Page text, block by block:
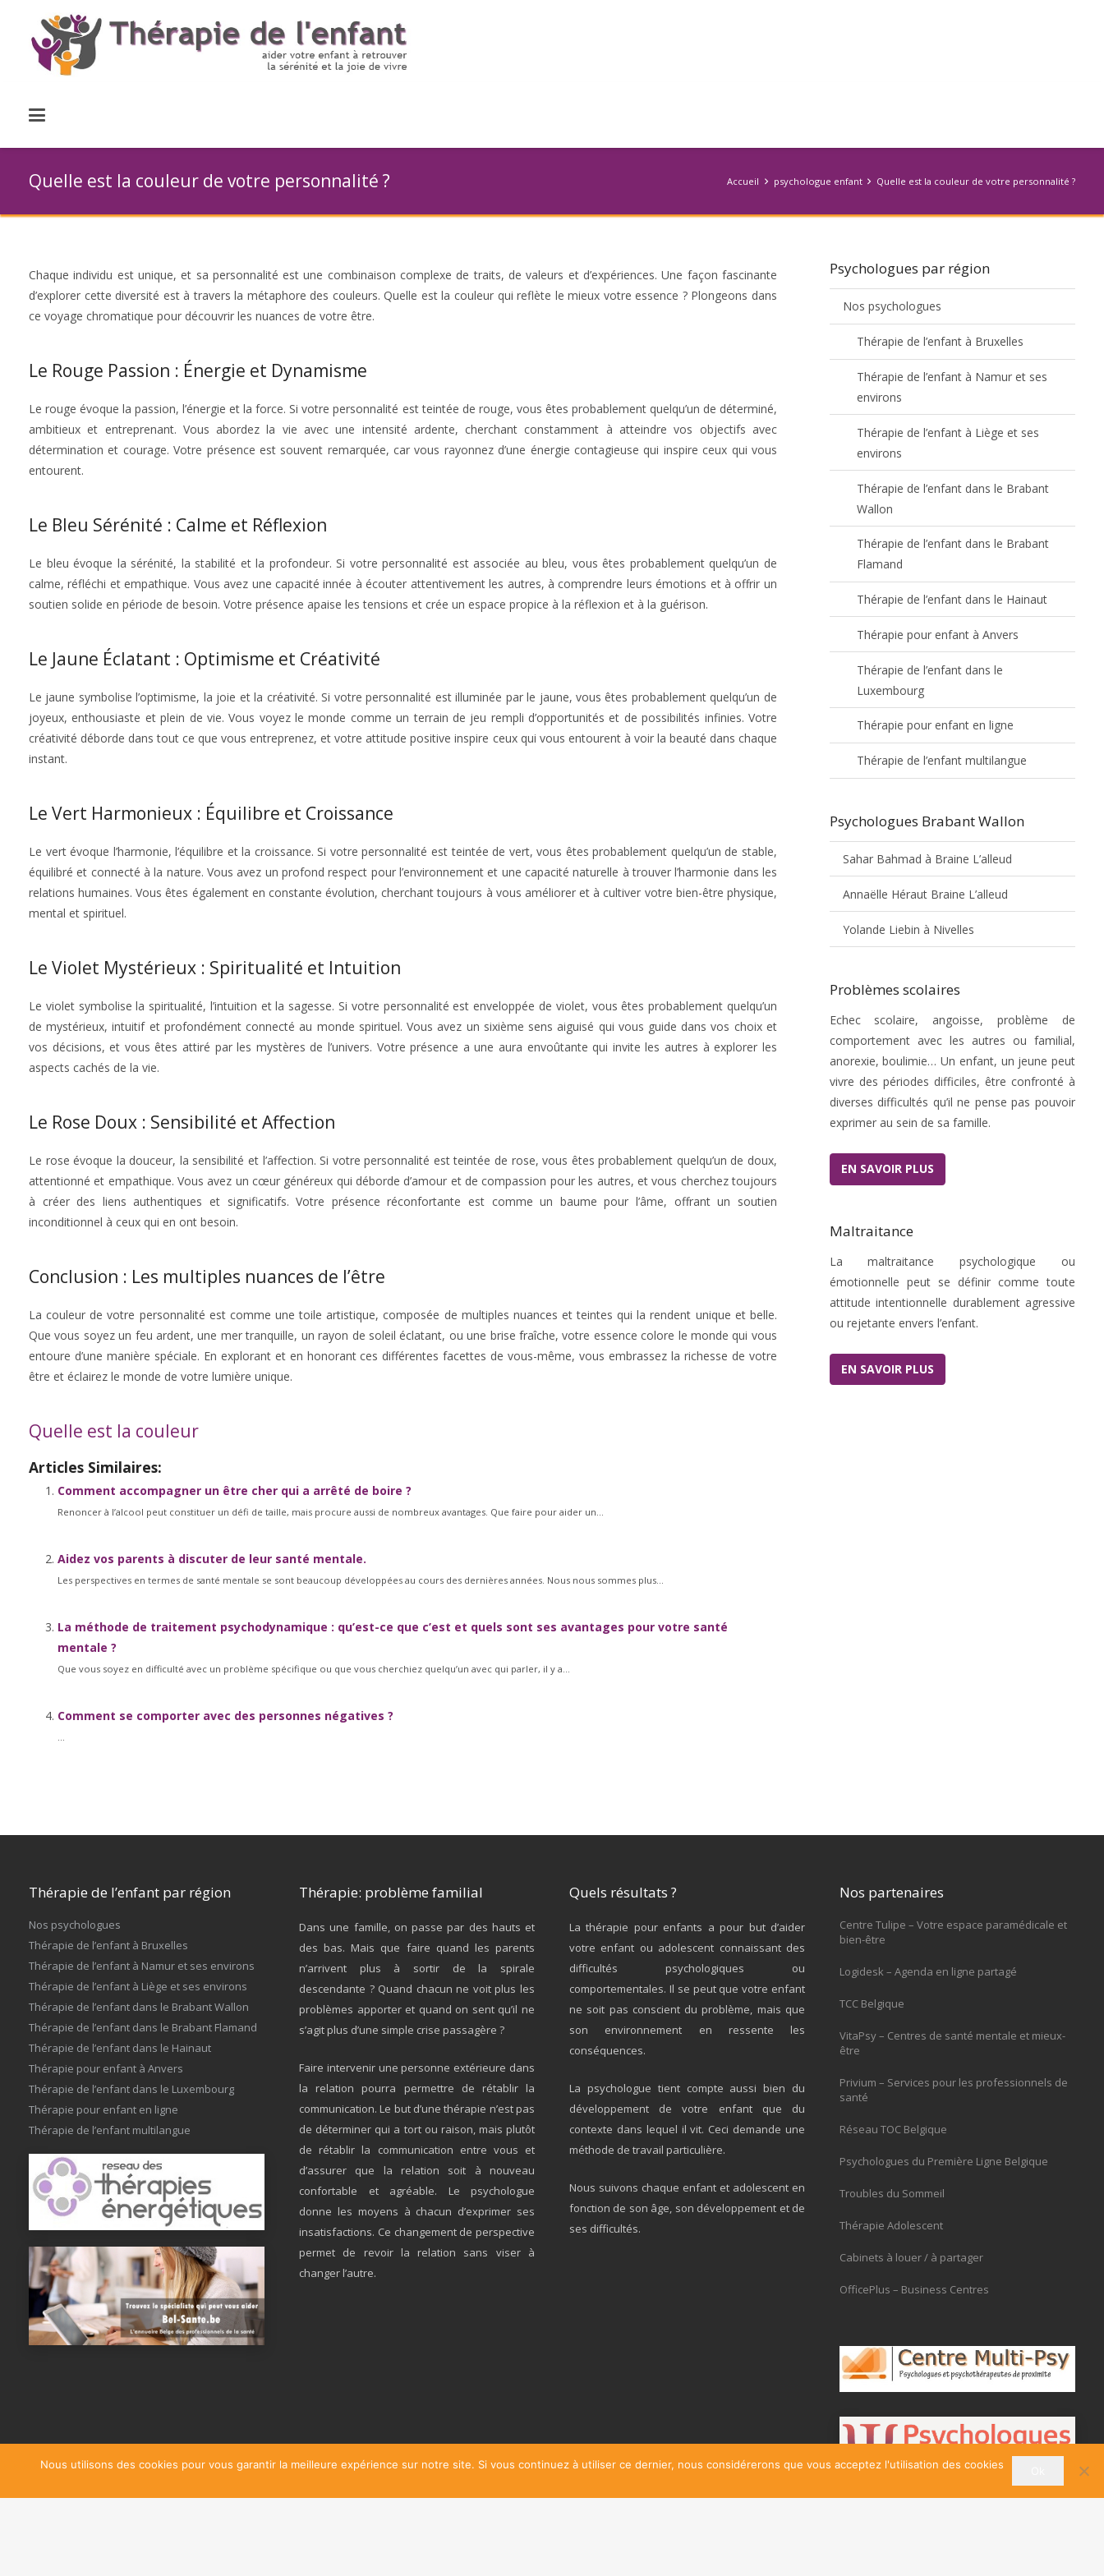
Quelle est la couleur de votre personnalité ? Accueil psychologue enfant Quelle est la couleur de votre personnalité ?
Chaque individu est unique, et sa personnalité est une combinaison complexe de traits, de valeurs et d’expériences. Une façon fascinante
d’explorer cette diversité est à travers la métaphore des couleurs. Quelle est la couleur qui reflète le mieux votre essence ? Plongeons dans
ce voyage chromatique pour découvrir les nuances de votre être.
Le Rouge Passion : Énergie et Dynamisme
Le rouge évoque la passion, l’énergie et la force. Si votre personnalité est teintée de rouge, vous êtes probablement quelqu’un de déterminé,
ambitieux et entreprenant. Vous abordez la vie avec une intensité ardente, cherchant constamment à atteindre vos objectifs avec
détermination et courage. Votre présence est souvent remarquée, car vous rayonnez d’une énergie contagieuse qui inspire ceux qui vous
entourent.
Le Bleu Sérénité : Calme et Réflexion
Le bleu évoque la sérénité, la stabilité et la profondeur. Si votre personnalité est associée au bleu, vous êtes probablement quelqu’un de
calme, réfléchi et empathique. Vous avez une capacité innée à écouter attentivement les autres, à comprendre leurs émotions et à offrir un
soutien solide en période de besoin. Votre présence apaise les tensions et crée un espace propice à la réflexion et à la guérison.
Le Jaune Éclatant : Optimisme et Créativité
Le jaune symbolise l’optimisme, la joie et la créativité. Si votre personnalité est illuminée par le jaune, vous êtes probablement quelqu’un de
joyeux, enthousiaste et plein de vie. Vous voyez le monde comme un terrain de jeu rempli d’opportunités et de possibilités infinies. Votre
créativité déborde dans tout ce que vous entreprenez, et votre attitude positive inspire ceux qui vous entourent à voir la beauté dans chaque
instant.
Le Vert Harmonieux : Équilibre et Croissance
Le vert évoque l’harmonie, l’équilibre et la croissance. Si votre personnalité est teintée de vert, vous êtes probablement quelqu’un de stable,
équilibré et connecté à la nature. Vous avez un profond respect pour l’environnement et une capacité naturelle à trouver l’harmonie dans les
relations humaines. Vous êtes également en constante évolution, cherchant toujours à vous améliorer et à cultiver votre bien-être physique,
mental et spirituel.
Le Violet Mystérieux : Spiritualité et Intuition
Le violet symbolise la spiritualité, l’intuition et la sagesse. Si votre personnalité est enveloppée de violet, vous êtes probablement quelqu’un
de mystérieux, intuitif et profondément connecté au monde spirituel. Vous avez un sixième sens aiguisé qui vous guide dans vos choix et
vos décisions, et vous êtes attiré par les mystères de l’univers. Votre présence a une aura envoûtante qui invite les autres à explorer les
aspects cachés de la vie.
Le Rose Doux : Sensibilité et Affection
Le rose évoque la douceur, la sensibilité et l’affection. Si votre personnalité est teintée de rose, vous êtes probablement quelqu’un de doux,
attentionné et empathique. Vous avez un cœur généreux qui déborde d’amour et de compassion pour les autres, et vous cherchez toujours
à créer des liens authentiques et significatifs. Votre présence réconfortante est comme un baume pour l’âme, offrant un soutien
inconditionnel à ceux qui en ont besoin.
Conclusion : Les multiples nuances de l’être
La couleur de votre personnalité est comme une toile artistique, composée de multiples nuances et teintes qui la rendent unique et belle.
Que vous soyez un feu ardent, une mer tranquille, un rayon de soleil éclatant, ou une brise fraîche, votre essence colore le monde qui vous
entoure d’une manière spéciale. En explorant et en honorant ces différentes facettes de vous-même, vous embrassez la richesse de votre
être et éclairez le monde de votre lumière unique.
Quelle est la couleur
Articles Similaires:
Comment accompagner un être cher qui a arrêté de boire ?
Renoncer à l’alcool peut constituer un défi de taille, mais procure aussi de nombreux avantages. Que faire pour aider un...
Aidez vos parents à discuter de leur santé mentale.
Les perspectives en termes de santé mentale se sont beaucoup développées au cours des dernières années. Nous nous sommes plus...
La méthode de traitement psychodynamique : qu’est-ce que c’est et quels sont ses avantages pour votre santé
mentale ?
Que vous soyez en difficulté avec un problème spécifique ou que vous cherchiez quelqu’un avec qui parler, il y a...
Comment se comporter avec des personnes négatives ?
Psychologues par région
Nos psychologues
Thérapie de l’enfant à Bruxelles
Thérapie de l’enfant à Namur et ses
environs
Thérapie de l’enfant à Liège et ses
environs
Thérapie de l’enfant dans le Brabant
Wallon
Thérapie de l’enfant dans le Brabant
Flamand
Thérapie de l’enfant dans le Hainaut
Thérapie pour enfant à Anvers
Thérapie de l’enfant dans le
Luxembourg
Thérapie pour enfant en ligne
Thérapie de l’enfant multilangue
Psychologues Brabant Wallon
Sahar Bahmad à Braine L’alleud
Annaëlle Héraut Braine L’alleud
Yolande Liebin à Nivelles
Problèmes scolaires
Echec scolaire, angoisse, problème de
comportement avec les autres ou familial,
anorexie, boulimie… Un enfant, un jeune peut
vivre des périodes difficiles, être confronté à
diverses difficultés qu’il ne pense pas pouvoir
exprimer au sein de sa famille.
EN SAVOIR PLUS
Maltraitance
La maltraitance psychologique ou
émotionnelle peut se définir comme toute
attitude intentionnelle durablement agressive
ou rejetante envers l’enfant.
EN SAVOIR PLUS
Thérapie de l’enfant par région
Nos psychologues
Thérapie de l’enfant à Bruxelles
Thérapie de l’enfant à Namur et ses environs
Thérapie de l’enfant à Liège et ses environs
Thérapie de l’enfant dans le Brabant Wallon
Thérapie de l’enfant dans le Brabant Flamand
Thérapie de l’enfant dans le Hainaut
Thérapie pour enfant à Anvers
Thérapie de l’enfant dans le Luxembourg
Thérapie pour enfant en ligne
Thérapie de l’enfant multilangue
Thérapie: problème familial
Dans une famille, on passe par des hauts et
des bas. Mais que faire quand les parents
n’arrivent plus à sortir de la spirale
descendante ? Quand chacun ne voit plus les
problèmes apporter et quand on sent qu’il ne
s’agit plus d’une simple crise passagère ?
Faire intervenir une personne extérieure dans
la relation pourra permettre de rétablir la
communication. Le but d’une thérapie n’est pas
de déterminer qui a tort ou raison, mais plutôt
de rétablir la communication entre vous et
d’assurer que la relation soit à nouveau
confortable et agréable. Le psychologue
donne les moyens à chacun d’exprimer ses
insatisfactions. Ce changement de perspective
permet de revoir la relation sans viser à
changer l’autre.
Quels résultats ?
La thérapie pour enfants a pour but d’aider
votre enfant ou adolescent connaissant des
difficultés psychologiques ou
comportementales. Il se peut que votre enfant
ne soit pas conscient du problème, mais que
son environnement en ressente les
conséquences.
La psychologue tient compte aussi bien du
développement de votre enfant que du
contexte dans lequel il vit. Ceci demande une
méthode de travail particulière.
Nous suivons chaque enfant et adolescent en
fonction de son âge, son développement et de
ses difficultés.
Nos partenaires
Centre Tulipe – Votre espace paramédicale et
bien-être
Logidesk – Agenda en ligne partagé
TCC Belgique
VitaPsy – Centres de santé mentale et mieux-
être
Privium – Services pour les professionnels de
santé
Réseau TOC Belgique
Psychologues du Première Ligne Belgique
Troubles du Sommeil
Thérapie Adolescent
Cabinets à louer / à partager
OfficePlus – Business Centres
Nous utilisons des cookies pour vous garantir la meilleure expérience sur notre site. Si vous continuez à utiliser ce dernier, nous considérerons que vous acceptez l'utilisation des cookies